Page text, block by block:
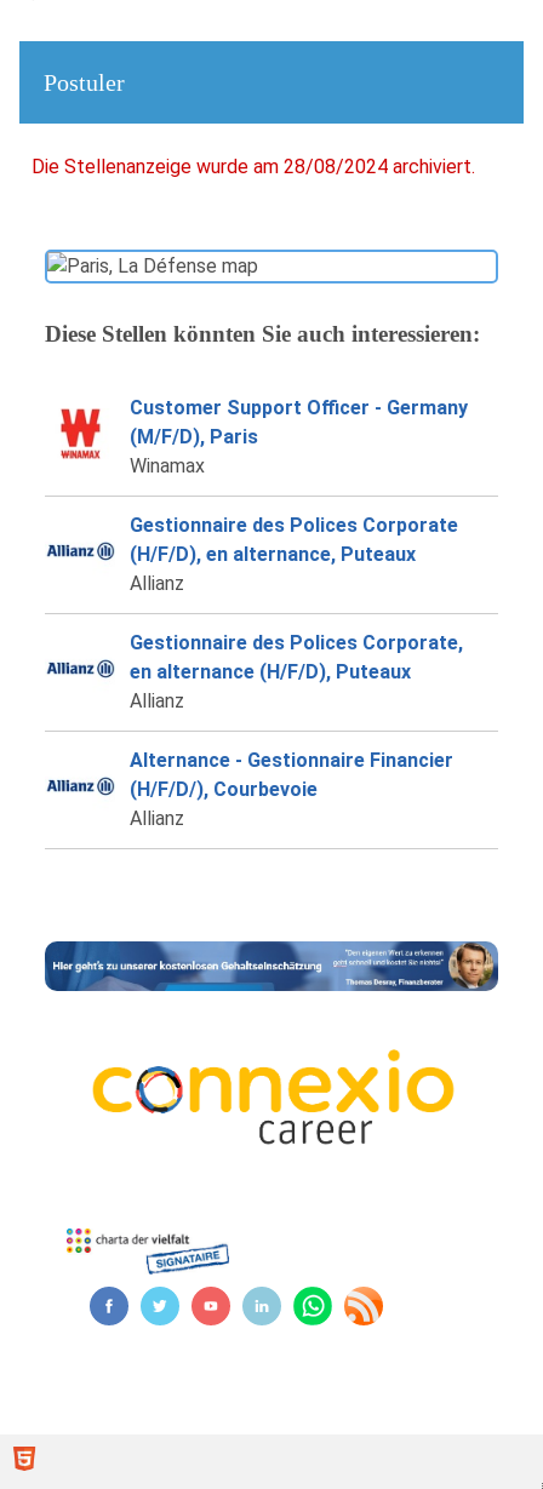
Postuler
Die Stellenanzeige wurde am 28/08/2024 archiviert.
Diese Stellen könnten Sie auch interessieren:
Customer Support Officer - Germany
(M/F/D), Paris
Winamax
Gestionnaire des Polices Corporate
(H/F/D), en alternance, Puteaux
Allianz
Gestionnaire des Polices Corporate,
en alternance (H/F/D), Puteaux
Allianz
Alternance - Gestionnaire Financier
(H/F/D/), Courbevoie
Allianz